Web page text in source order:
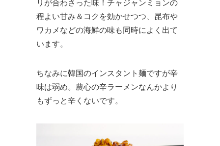
リが合わさった味！チャジャンミョンの
程よい甘み＆コクを効かせつつ、昆布や
ワカメなどの海鮮の味も同時によく出て
います。
ちなみに韓国のインスタント麺ですが辛
味は弱め。農心の辛ラーメンなんかより
もずっと辛くないです。